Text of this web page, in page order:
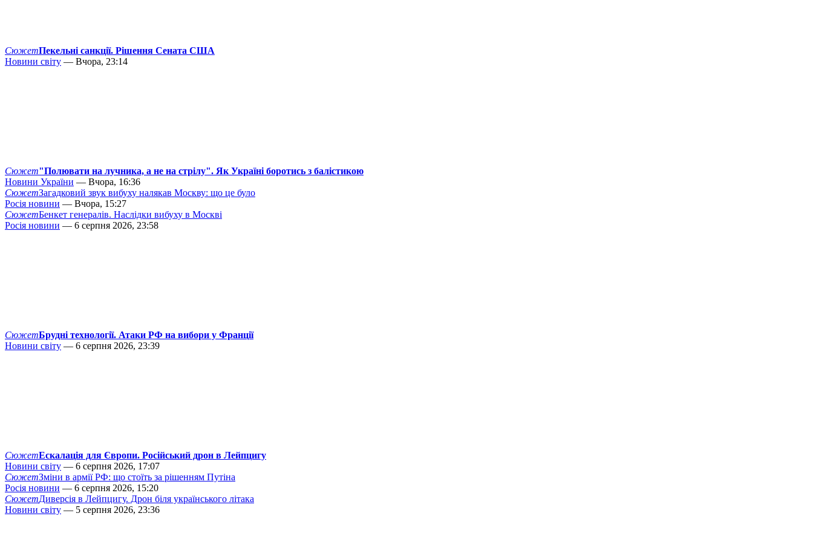
СюжетПекельні санкції. Рішення Сената США
Новини світу — Вчора, 23:14
Сюжет"Полювати на лучника, а не на стрілу". Як Україні боротись з балістикою
Новини України — Вчора, 16:36
СюжетЗагадковий звук вибуху налякав Москву: що це було
Росія новини — Вчора, 15:27
СюжетБенкет генералів. Наслідки вибуху в Москві
Росія новини — 6 серпня 2026, 23:58
СюжетБрудні технології. Атаки РФ на вибори у Франції
Новини світу — 6 серпня 2026, 23:39
СюжетЕскалація для Європи. Російський дрон в Лейпцигу
Новини світу — 6 серпня 2026, 17:07
СюжетЗміни в армії РФ: що стоїть за рішенням Путіна
Росія новини — 6 серпня 2026, 15:20
СюжетДиверсія в Лейпцигу. Дрон біля українського літака
Новини світу — 5 серпня 2026, 23:36